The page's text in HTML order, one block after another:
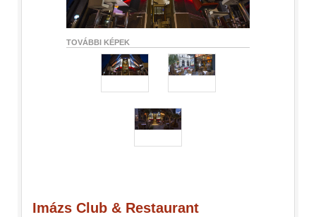
TOVÁBBI KÉPEK
Imázs Club & Restaurant